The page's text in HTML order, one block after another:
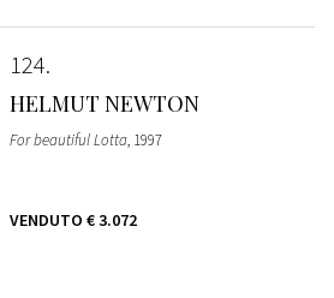
124
HELMUT NEWTON
For beautiful Lotta, 1997
VENDUTO € 3.072